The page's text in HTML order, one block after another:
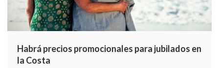
Habrá precios promocionales para jubilados en
la Costa